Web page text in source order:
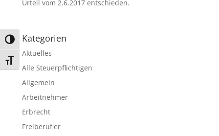
Umschalten auf hohe Kontraste
Schrift vergrößern
Urteil vom 2.6.2017 entschieden.
Kategorien
Aktuelles
Alle Steuerpflichtigen
Allgemein
Arbeitnehmer
Erbrecht
Freiberufler